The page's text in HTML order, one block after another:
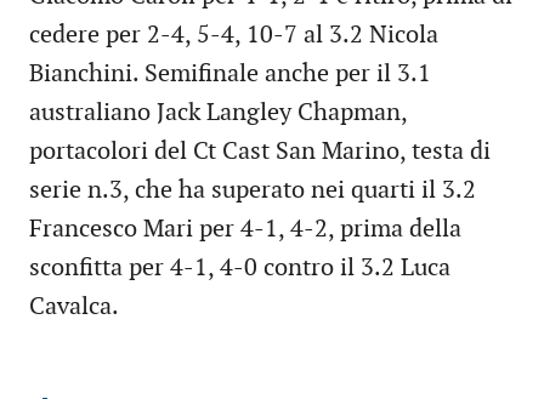
cedere per 2-4, 5-4, 10-7 al 3.2 Nicola
Bianchini. Semifinale anche per il 3.1
australiano Jack Langley Chapman,
portacolori del Ct Cast San Marino, testa di
serie n.3, che ha superato nei quarti il 3.2
Francesco Mari per 4-1, 4-2, prima della
sconfitta per 4-1, 4-0 contro il 3.2 Luca
Cavalca.